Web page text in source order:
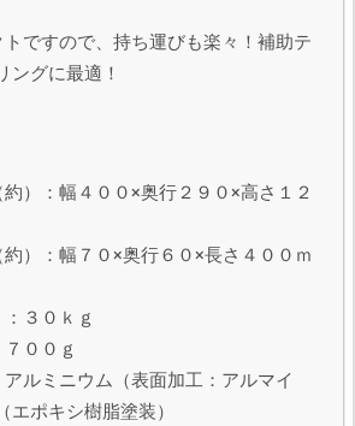
ですので、持ち運びも楽々！補助テ
ングに最適！
）：幅４００×奥行２９０×高さ１２
）：幅７０×奥行６０×長さ４００ｍ
３０ｋｇ
００ｇ
ルミニウム（表面加工：アルマイ
エポキシ樹脂塗装）